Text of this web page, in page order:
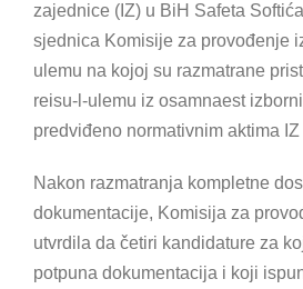
zajednice (IZ) u BiH Safeta
sjednica Komisije za provođenje
ulemu na kojoj su razmatrane
reisu-l-ulemu iz osamnaest
predviđeno normativnim aktima
Nakon razmatranja kompletne
dokumentacije, Komisija za
utvrdila da četiri kandidature za
potpuna dokumentacija i koji